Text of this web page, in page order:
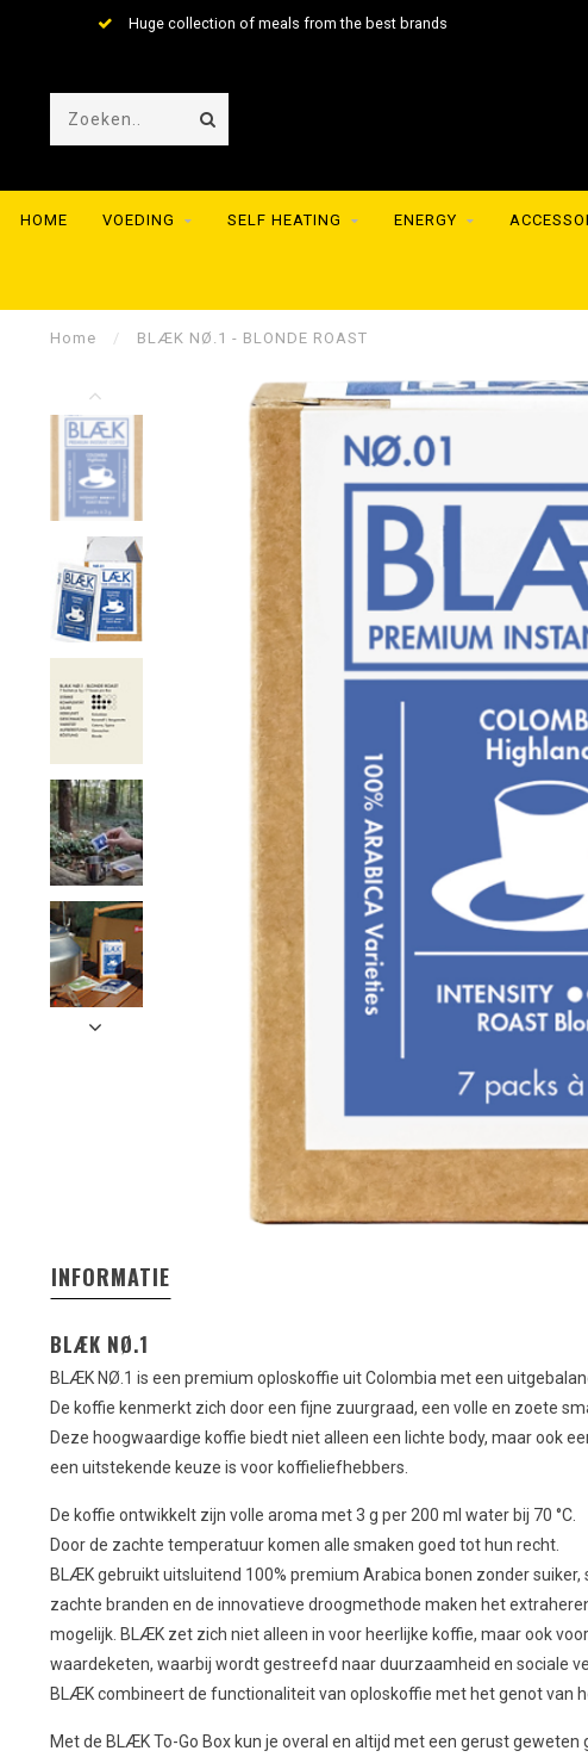
Huge collection of meals from the best brands
HOME VOEDING SELF HEATING ENERGY
Home / BLÆK NØ.1 - BLONDE ROAST
INFORMATIE
BLÆK NØ.1
BLÆK NØ.1 is een premium oploskoffie uit Colombia met een
De koffie kenmerkt zich door een fijne zuurgraad, een volle en zoete
Deze hoogwaardige koffie biedt niet alleen een lichte body, maar ook
een uitstekende keuze is voor koffieliefhebbers.
De koffie ontwikkelt zijn volle aroma met 3 g per 200 ml water bij 70 °C.
Door de zachte temperatuur komen alle smaken goed tot hun recht.
BLÆK gebruikt uitsluitend 100% premium Arabica bonen zonder
zachte branden en de innovatieve droogmethode maken het
mogelijk. BLÆK zet zich niet alleen in voor heerlijke koffie, maar ook
waardeketen, waarbij wordt gestreefd naar duurzaamheid en sociale
BLÆK combineert de functionaliteit van oploskoffie met het genot van
Met de BLÆK To-Go Box kun je overal en altijd met een gerust